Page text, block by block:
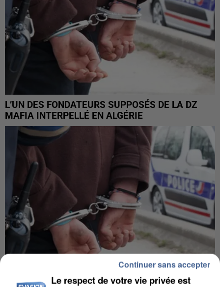
L’UN DES FONDATEURS SUPPOSÉS DE LA DZ
MAFIA INTERPELLÉ EN ALGÉRIE
Le respect de votre vie privée est
Continuer sans accepter